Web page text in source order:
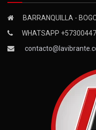
BARRANQUILLA -
WHATSAPP